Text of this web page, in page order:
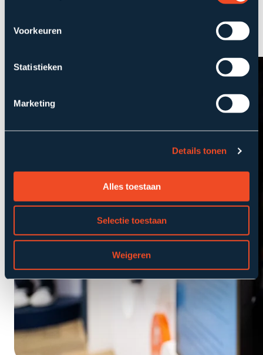
Voorkeuren
Statistieken
Marketing
Details tonen
Alles toestaan
Selectie toestaan
Weigeren
AM artikel: TJIP zet in op financieel totaalbeeld
In een interview met AM vertellen CEO Igor
Gavic en commercieel directeur Hans Schrijver...